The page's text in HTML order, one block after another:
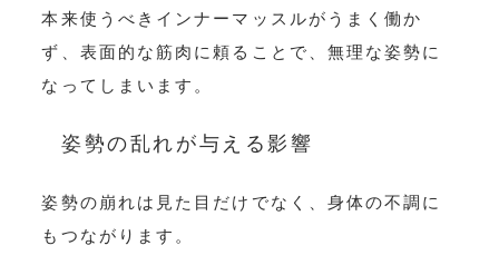
本来使うべきインナーマッスルがうまく働か
ず、表面的な筋肉に頼ることで、無理な姿勢に
なってしまいます。
姿勢の乱れが与える影響
姿勢の崩れは見た目だけでなく、身体の不調に
もつながります。